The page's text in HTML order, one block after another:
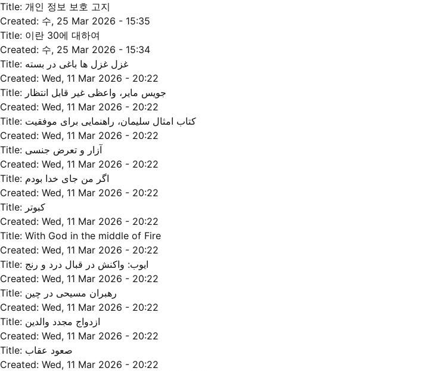
Title: 개인 정보 보호 고지
Created: 수, 25 Mar 2026 - 15:35
Title: 이란 30에 대하여
Created: 수, 25 Mar 2026 - 15:34
Title: غزل غزل ها باغی در بسته
Created: Wed, 11 Mar 2026 - 20:22
Title: جویس مایر، واعظی غیر قابل انتظار
Created: Wed, 11 Mar 2026 - 20:22
Title: کتاب امثال سلیمان، راهنمایی برای موفقیت
Created: Wed, 11 Mar 2026 - 20:22
Title: آزار و تعرض جنسی
Created: Wed, 11 Mar 2026 - 20:22
Title: اگر من جای خدا بودم
Created: Wed, 11 Mar 2026 - 20:22
Title: کبوتر
Created: Wed, 11 Mar 2026 - 20:22
Title: With God in the middle of Fire
Created: Wed, 11 Mar 2026 - 20:22
Title: ایوب: واکنش در قبال درد و رنج
Created: Wed, 11 Mar 2026 - 20:22
Title: رهبران مسیحی در چین
Created: Wed, 11 Mar 2026 - 20:22
Title: ازدواج مجدد والدین
Created: Wed, 11 Mar 2026 - 20:22
Title: صعود عقاب
Created: Wed, 11 Mar 2026 - 20:22